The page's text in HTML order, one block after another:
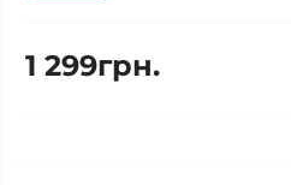
1 299грн.